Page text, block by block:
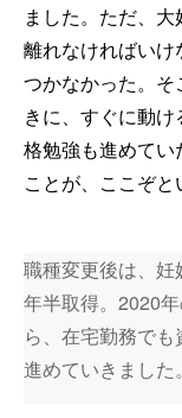
ました。ただ、
離れなければい
つかなかった。そ
きに、すぐに動
格勉強も進めて
ことが、ここぞと
職種変更後は、妊
年半取得。2020
ら、在宅勤務で
進めていきました。